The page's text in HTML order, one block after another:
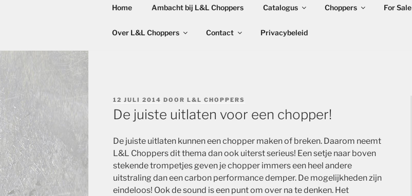
Home Ambacht bij L&L Choppers Catalogus Choppers For Sale
Over L&L Choppers Contact Privacybeleid
GEPLAATST
OP
12 JULI 2014 DOOR L&L CHOPPERS
De juiste uitlaten voor een chopper!
De juiste uitlaten kunnen een chopper maken of breken. Daarom neemt
L&L Choppers dit thema dan ook uiterst serieus! Een setje naar boven
stekende trompetjes geven je chopper immers een heel andere
uitstraling dan een carbon performance demper. De mogelijkheden zijn
eindeloos! Ook de sound is een punt om over na te denken. Het